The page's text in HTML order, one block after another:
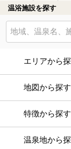
温浴施設を探す
エリアから
地図から探す
特徴から探す
温泉地から